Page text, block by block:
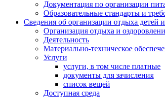
Документация по организации
Образовательные стандарты и
Сведения об организации отдыха детей
Организация отдыха и
Деятельность
Материально-техническое
Услуги
услуги, в том числе платные
документы для зачисления
список вещей
Доступная среда